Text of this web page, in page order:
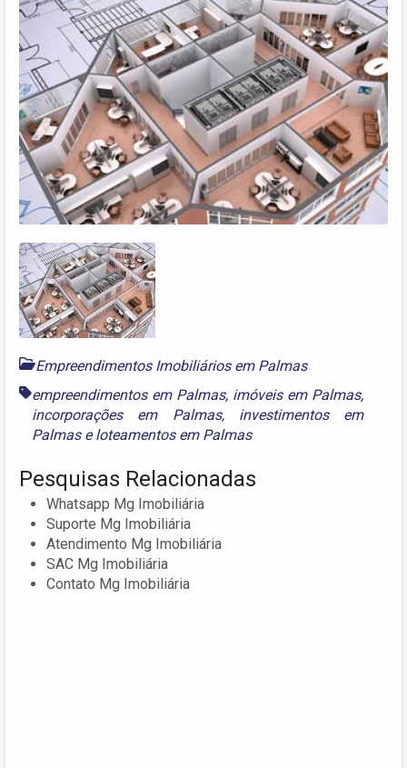
Empreendimentos Imobiliários em Palmas
empreendimentos em Palmas, imóveis em Palmas,
incorporações em Palmas, investimentos em
Palmaseloteamentos em Palmas
Pesquisas Relacionadas
Whatsapp Mg Imobiliária
Suporte Mg Imobiliária
Atendimento Mg Imobiliária
SAC Mg Imobiliária
Contato Mg Imobiliária